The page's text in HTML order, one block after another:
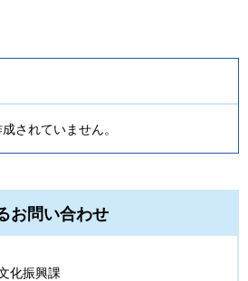
されていません。
お問い合わせ
化振興課